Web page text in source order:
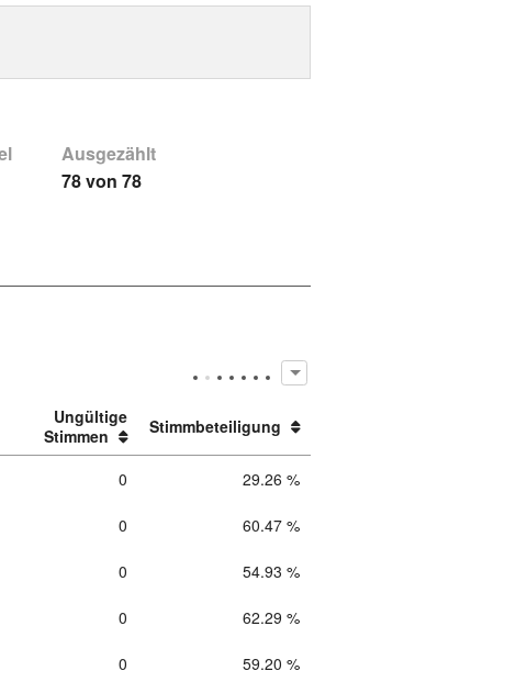
Ausgezählt
78 von 78
Ungültige
Stimmen
Stimmbeteiligung
0 29.26 %
0 60.47 %
0 54.93 %
0 62.29 %
0 59.20 %